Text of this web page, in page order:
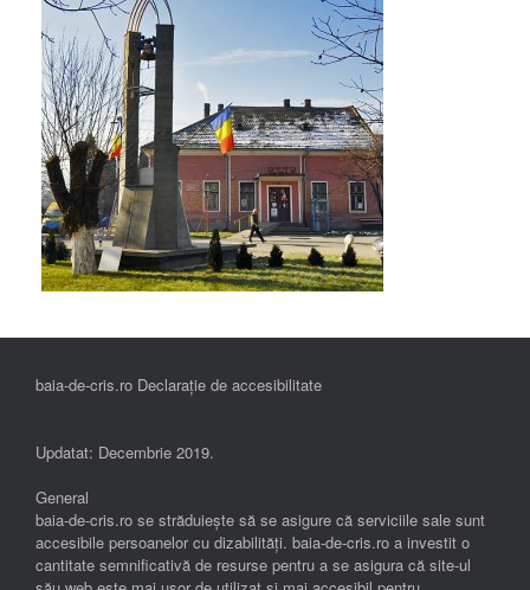
baia-de-cris.ro Declarație de accesibilitate
Updatat: Decembrie 2019.
General
baia-de-cris.ro se străduiește să se asigure că serviciile sale sunt
accesibile persoanelor cu dizabilități. baia-de-cris.ro a investit o
cantitate semnificativă de resurse pentru a se asigura că site-ul